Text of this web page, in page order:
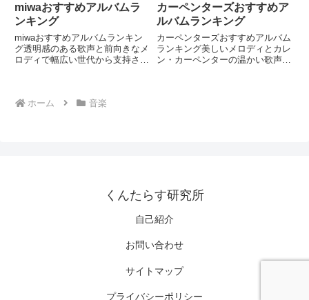
miwaおすすめアルバムラ
ンキング
miwaおすすめアルバムランキン
グ透明感のある歌声と前向きなメ
ロディで幅広い世代から支持され
主題歌やCM曲としても多くのヒ
カーペンターズおすすめア
ルバムランキング
カーペンターズおすすめアルバム
ランキング美しいメロディとカレ
ン・カーペンターの温かい歌声で
ホーム 音楽
くんたらす研究所
自己紹介
お問い合わせ
サイトマップ
プライバシーポリシー